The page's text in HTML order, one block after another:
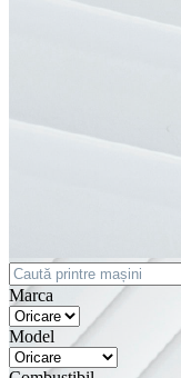
Marca
Model